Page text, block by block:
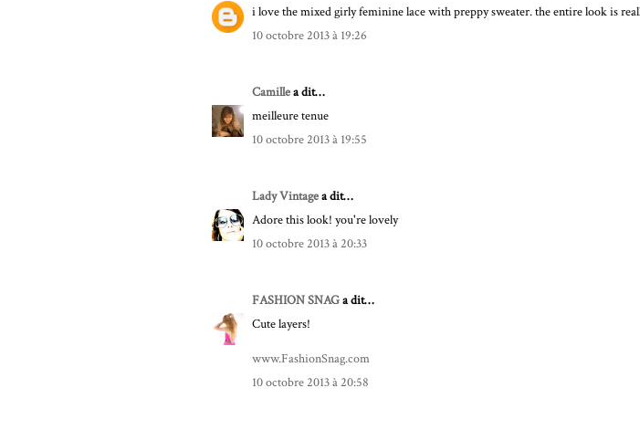
i love the mixed girly feminine lace with preppy sweater. the entire look is
10 octobre 2013 à 19:26
Camillea dit…
meilleure tenue
10 octobre 2013 à 19:55
Lady Vintagea dit…
Adore this look! you're lovely
10 octobre 2013 à 20:33
FASHION SNAGa dit…
Cute layers!
www.FashionSnag.com
10 octobre 2013 à 20:58